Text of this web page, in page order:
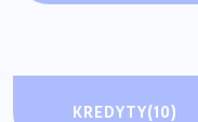
KREDYTY(10)